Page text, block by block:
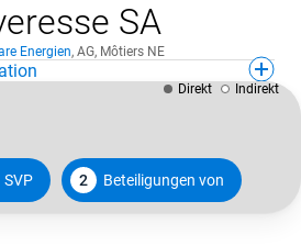
SA
Energien, AG, Môtiers NE
SVP 2 Beteiligungen von
Direkt Indirekt